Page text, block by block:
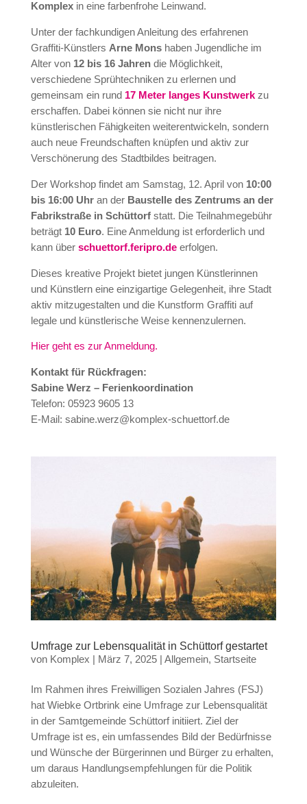
Komplexin eine farbenfrohe Leinwand.
Unter der fachkundigen Anleitung des erfahrenen
Graffiti-Künstlers Arne Monshaben Jugendliche im
Alter von 12 bis 16 Jahrendie Möglichkeit,
verschiedene Sprühtechniken zu erlernen und
gemeinsam ein rund 17 Meter langes Kunstwerkzu
erschaffen. Dabei können sie nicht nur ihre
künstlerischen Fähigkeiten weiterentwickeln, sondern
auch neue Freundschaften knüpfen und aktiv zur
Verschönerung des Stadtbildes beitragen.
Der Workshop findet am Samstag, 12. April von 10:00
bis 16:00 Uhran der Baustelle des Zentrums an der
Fabrikstraße in Schüttorfstatt. Die Teilnahmegebühr
beträgt 10 Euro. Eine Anmeldung ist erforderlich und
kann über schuettorf.feripro.deerfolgen.
Dieses kreative Projekt bietet jungen Künstlerinnen
und Künstlern eine einzigartige Gelegenheit, ihre Stadt
aktiv mitzugestalten und die Kunstform Graffiti auf
legale und künstlerische Weise kennenzulernen.
Hier geht es zur Anmeldung.
Kontakt für Rückfragen:
Sabine Werz – Ferienkoordination
Telefon: 05923 9605 13
E-Mail: sabine.werz@komplex-schuettorf.de
Umfrage zur Lebensqualität in Schüttorf gestartet
von Komplex März 7, 2025| Allgemein, Startseite
Im Rahmen ihres Freiwilligen Sozialen Jahres (FSJ)
hat Wiebke Ortbrink eine Umfrage zur Lebensqualität
in der Samtgemeinde Schüttorf initiiert. Ziel der
Umfrage ist es, ein umfassendes Bild der Bedürfnisse
und Wünsche der Bürgerinnen und Bürger zu erhalten,
um daraus Handlungsempfehlungen für die Politik
abzuleiten.